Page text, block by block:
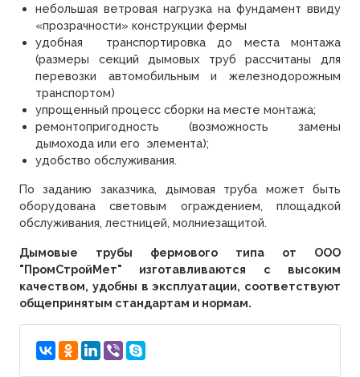
небольшая ветровая нагрузка на фундамент ввиду
«прозрачности» конструкции фермы
удобная транспортировка до места монтажа
(размеры секций дымовых труб рассчитаны для
перевозки автомобильным и железнодорожным
транспортом)
упрощенный процесс сборки на месте монтажа;
ремонтопригодность (возможность замены
дымохода или его элемента);
удобство обслуживания.
По заданию заказчика, дымовая труба может быть
оборудована световым ограждением, площадкой
обслуживания, лестницей, молниезащитой.
Дымовые трубы фермового типа от ООО
"ПромСтройМет" изготавливаются с высоким
качеством, удобны в эксплуатации, соответствуют
общепринятым стандартам и нормам.